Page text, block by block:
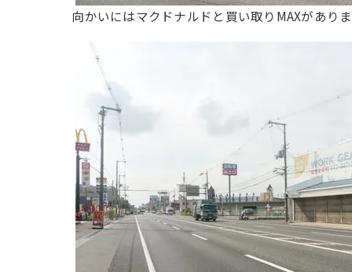
向かいにはマクドナルドと買い取りMAXがあり